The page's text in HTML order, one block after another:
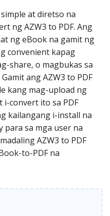
at diretso na
ng AZW3 to PDF. Ang
ng eBook na gamit ng
convenient kapag
share, o magbukas sa
ang AZW3 to PDF
kang mag-upload ng
i-convert ito sa PDF
kailangang i-install na
para sa mga user na
AZW3 to PDF
to-PDF na